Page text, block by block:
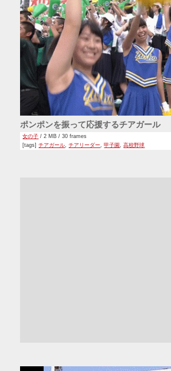
ポンポンを振って応援するチアガール
女の子 / 2 MB / 30 frames
[tags]チアガール ,チアリーダー ,甲子園 ,高校野球